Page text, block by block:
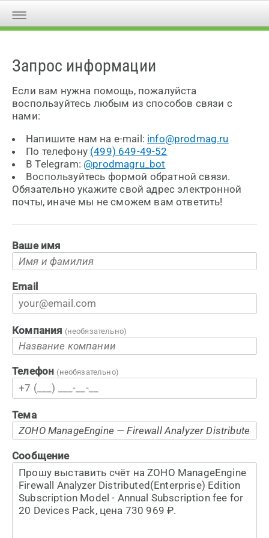
Запрос информации
Если вам нужна помощь, пожалуйста
воспользуйтесь любым из способов связи с
нами:
Напишите нам на e-mail: info@prodmag.ru
По телефону (499) 649-49-52
В Telegram: @prodmagru_bot
Воспользуйтесь формой обратной связи.
Обязательно укажите свой адрес электронной
почты, иначе мы не сможем вам ответить!
Ваше имя
Email
Компания (необязательно)
Телефон (необязательно)
Тема
Сообщение